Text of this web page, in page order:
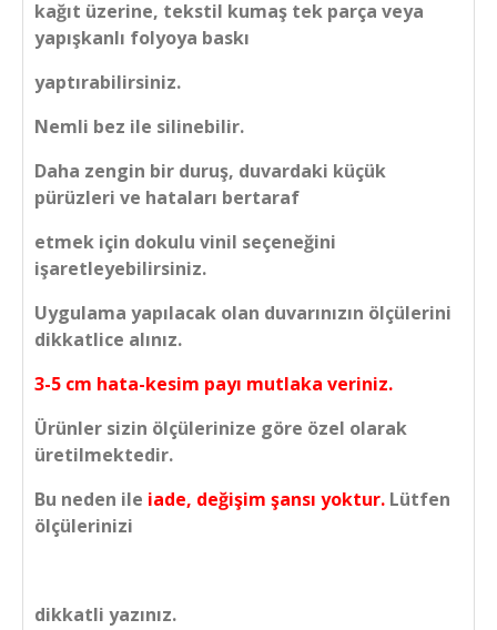
kağıt üzerine, tekstil kumaş tek parça veya
yapışkanlı folyoya baskı
yaptırabilirsiniz.
Nemli bez ile silinebilir.
Daha zengin bir duruş, duvardaki küçük
pürüzleri ve hataları bertaraf
etmek için dokulu vinil seçeneğini
işaretleyebilirsiniz.
Uygulama yapılacak olan duvarınızın ölçülerini
dikkatlice alınız.
3-5 cm hata-kesim payı mutlaka veriniz.
Ürünler sizin ölçülerinize göre özel olarak
üretilmektedir.
Bu neden ile iade, değişim şansı yoktur. Lütfen
ölçülerinizi
dikkatli yazınız.